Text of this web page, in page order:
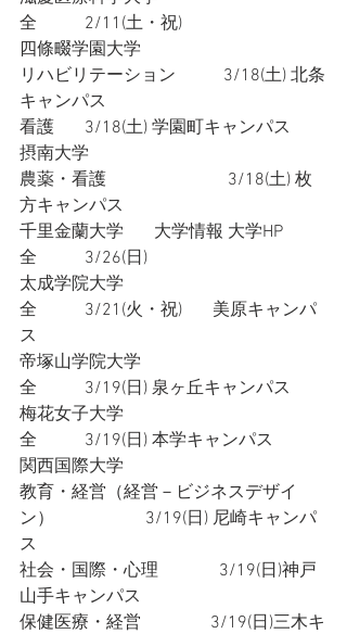
全           2/11(土・祝)
四條畷学園大学
リハビリテーション           3/18(土) 北条
キャンパス
看護       3/18(土) 学園町キャンパス
摂南大学
農薬・看護　　　　　　　3/18(土) 枚
方キャンパス
千里金蘭大学       大学情報 大学HP
全           3/26(日)
太成学院大学
全           3/21(火・祝)       美原キャンパ
ス
帝塚山学院大学
全           3/19(日) 泉ヶ丘キャンパス
梅花女子大学
全           3/19(日) 本学キャンパス
関西国際大学
教育・経営（経営－ビジネスデザイ
ン）                     3/19(日) 尼崎キャンパ
ス
社会・国際・心理              3/19(日)神戸
山手キャンパス
保健医療・経営　　　　3/19(日)三木キ